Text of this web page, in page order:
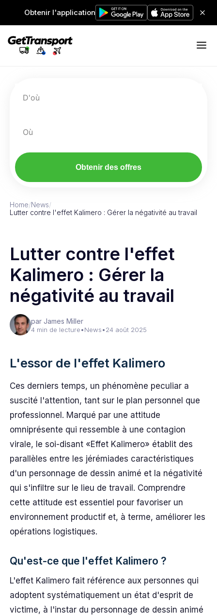
Obtenir l'application
D'où
Où
Obtenir des offres
Home/News/
Lutter contre l'effet Kalimero : Gérer la négativité au travail
Lutter contre l'effet
Kalimero : Gérer la
négativité au travail
par James Miller
4 min de lecture•News•24 août 2025
L'essor de l'effet Kalimero
Ces derniers temps, un phénomène peculiar a
suscité l'attention, tant sur le plan personnel que
professionnel. Marqué par une attitude
omniprésente qui ressemble à une contagion
virale, le soi-disant «Effet Kalimero» établit des
parallèles entre les jérémiades caractéristiques
d'un personnage de dessin animé et la négativité
qui s'infiltre sur le lieu de travail. Comprendre
cette attitude est essentiel pour favoriser un
environnement productif et, à terme, améliorer les
opérations logistiques.
Qu'est-ce que l'effet Kalimero ?
L'effet Kalimero fait référence aux personnes qui
adoptent systématiquement un état d'esprit de
victime, à l'instar du personnage de dessin animé